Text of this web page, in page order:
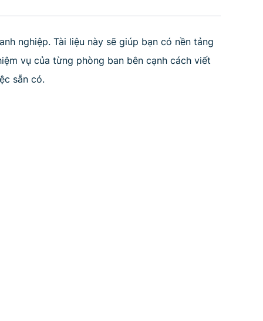
nghiệp. Tài liệu này sẽ giúp bạn có nền tảng
vụ của từng phòng ban bên cạnh cách viết
sẵn có.